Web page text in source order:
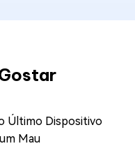
Último Dispositivo
Mau